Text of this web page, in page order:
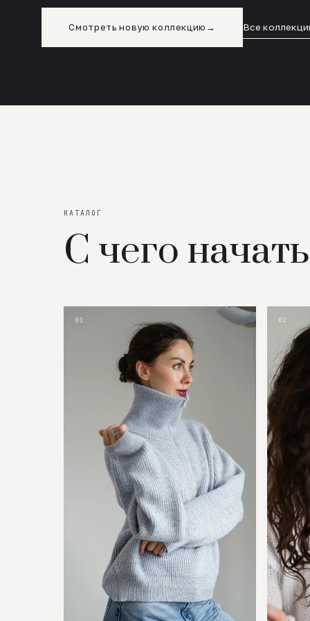
Смотреть новую коллекцию → Все
КАТАЛОГ
С чего начать
01 02